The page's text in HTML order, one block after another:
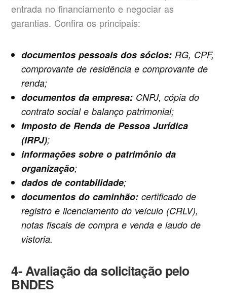
entrada no financiamento e negociar as
garantias. Confira os principais:
documentos pessoais dos sócios: RG, CPF,
comprovante de residência e comprovante de
renda;
documentos da empresa:CNPJ, cópia do
contrato social e balanço patrimonial;
Imposto de Renda de Pessoa Jurídica
(IRPJ);
informações sobre o patrimônio da
organização;
dados de contabilidade;
documentos do caminhão:certificado de
registro e licenciamento do veículo (CRLV),
notas fiscais de compra e venda e laudo de
vistoria.
4- Avaliação da solicitação pelo
BNDES